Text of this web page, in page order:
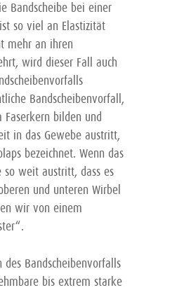
Bandscheibe bei einer
so viel an Elastizität
mehr an ihren
wird dieser Fall auch
Bandscheibenvorfall,
Faserkern bilden und
in das Gewebe austritt,
bezeichnet. Wenn das
so weit austritt, dass es
und unteren Wirbel
wir von einem
Bandscheibenvorfalls
bis extrem starke